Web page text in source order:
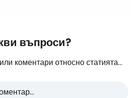
въпроси?
коментари относно статията...